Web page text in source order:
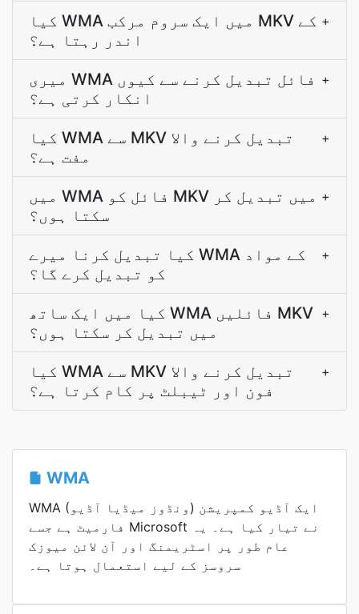
کیا WMA میں ایک سروم مرکب MKV کے
اندر رہتا ہے؟
+
میری WMA فائل تبدیل کرنے سے کیوں
انکار کرتی ہے؟
+
کیا WMA سے MKV تبدیل کرنے والا
مفت ہے؟
+
میں WMA فائل کو MKV میں تبدیل کر
سکتا ہوں؟
+
کیا تبدیل کرنا میرے WMA کے مواد
کو تبدیل کرے گا؟
+
کیا میں ایک ساتھ WMA فائلیں MKV
میں تبدیل کر سکتا ہوں؟
+
کیا WMA سے MKV تبدیل کرنے والا
فون اور ٹیبلٹ پر کام کرتا ہے؟
+
WMA
WMA (ونڈوز میڈیا آڈیو) ایک آڈیو کمپریشن
فارمیٹ ہے جسے Microsoft نے تیار کیا ہے۔ یہ
عام طور پر اسٹریمنگ اور آن لائن میوزک
سروسز کے لیے استعمال ہوتا ہے۔